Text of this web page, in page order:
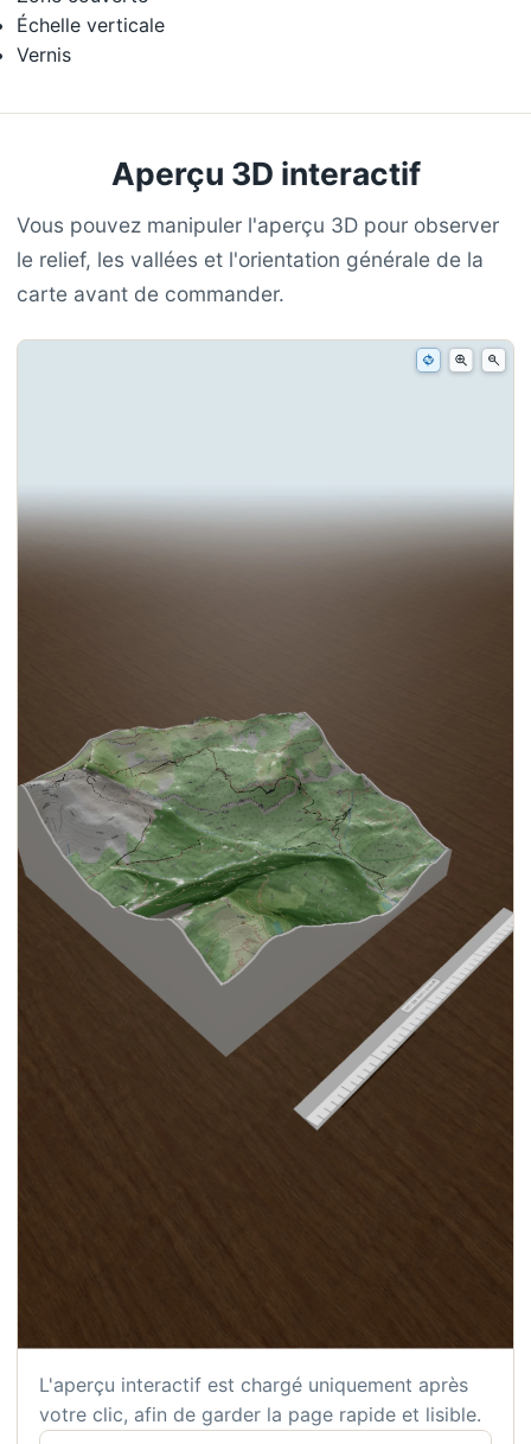
Échelle verticale
Vernis
Aperçu 3D interactif
Vous pouvez manipuler l'aperçu 3D pour observer
le relief, les vallées et l'orientation générale de la
carte avant de commander.
L'aperçu interactif est chargé uniquement après
votre clic, afin de garder la page rapide et lisible.